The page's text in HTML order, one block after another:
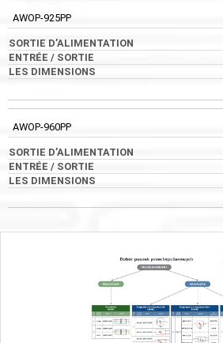
AWOP-925PP
AWOP-960PP